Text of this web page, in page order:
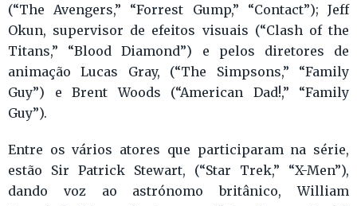
(“The Avengers,” “Forrest Gump,” “Contact”); Jeff
Okun, supervisor de efeitos visuais (“Clash of the
Titans,” “Blood Diamond”) e pelos diretores de
animação Lucas Gray, (“The Simpsons,” “Family
Guy”) e Brent Woods (“American Dad!,” “Family
Guy”).
Entre os vários atores que participaram na série,
estão Sir Patrick Stewart, (“Star Trek,” “X-Men”),
dando voz ao astrónomo britânico, William